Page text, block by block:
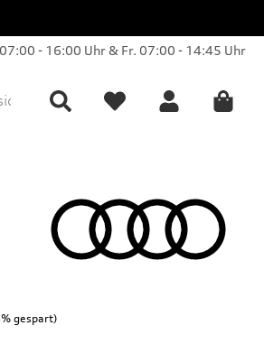
- 16:00 Uhr & Fr. 07:00 - 14:45 Uhr
Parts Sale Collection
gespart)